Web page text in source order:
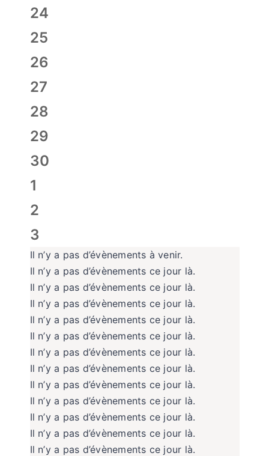
0
évènement,
24
0
évènement,
25
0
évènement,
26
0
évènement,
27
0
évènement,
28
0
évènement,
29
0
évènement,
30
0
évènement,
1
0
évènement,
2
0
évènement,
3
Il n’y a pas d’évènements à venir.
Il n’y a pas d’évènements ce jour là.
Il n’y a pas d’évènements ce jour là.
Il n’y a pas d’évènements ce jour là.
Il n’y a pas d’évènements ce jour là.
Il n’y a pas d’évènements ce jour là.
Il n’y a pas d’évènements ce jour là.
Il n’y a pas d’évènements ce jour là.
Il n’y a pas d’évènements ce jour là.
Il n’y a pas d’évènements ce jour là.
Il n’y a pas d’évènements ce jour là.
Il n’y a pas d’évènements ce jour là.
Il n’y a pas d’évènements ce jour là.